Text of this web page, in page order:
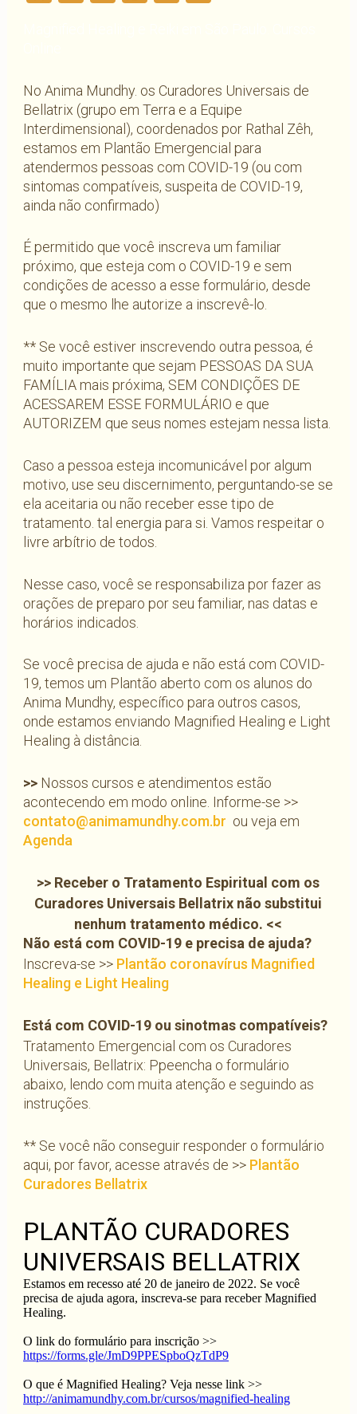
No Anima Mundhy. os Curadores Universais de
Bellatrix (grupo em Terra e a Equipe
Interdimensional), coordenados por Rathal Zêh,
estamos em Plantão Emergencial para
atendermos pessoas com COVID-19 (ou com
sintomas compatíveis, suspeita de COVID-19,
ainda não confirmado)
É permitido que você inscreva um familiar
próximo, que esteja com o COVID-19 e sem
condições de acesso a esse formulário, desde
que o mesmo lhe autorize a inscrevê-lo.
** Se você estiver inscrevendo outra pessoa, é
muito importante que sejam PESSOAS DA SUA
FAMÍLIA mais próxima, SEM CONDIÇÕES DE
ACESSAREM ESSE FORMULÁRIO e que
AUTORIZEM que seus nomes estejam nessa lista.
Caso a pessoa esteja incomunicável por algum
motivo, use seu discernimento, perguntando-se se
ela aceitaria ou não receber esse tipo de
tratamento. tal energia para si. Vamos respeitar o
livre arbítrio de todos.
Nesse caso, você se responsabiliza por fazer as
orações de preparo por seu familiar, nas datas e
horários indicados.
Se você precisa de ajuda e não está com COVID-
19, temos um Plantão aberto com os alunos do
Anima Mundhy, específico para outros casos,
onde estamos enviando Magnified Healing e Light
Healing à distância.
>>Nossos cursos e atendimentos estão
acontecendo em modo online. Informe-se >>
contato@animamundhy.com.br ou veja em
Agenda
>> Receber o Tratamento Espiritual com os
Curadores Universais Bellatrix não substitui
nenhum tratamento médico. <<
Não está com COVID-19 e precisa de ajuda?
Inscreva-se >> Plantão coronavírus Magnified
Healing e Light Healing
Está com COVID-19 ou sinotmas compatíveis?
Tratamento Emergencial com os Curadores
Universais, Bellatrix: Ppeencha o formulário
abaixo, lendo com muita atenção e seguindo as
instruções.
** Se você não conseguir responder o formulário
aqui, por favor, acesse através de >> Plantão
Curadores Bellatrix